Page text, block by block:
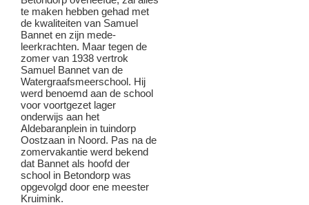
te maken hebben gehad met
de kwaliteiten van Samuel
Bannet en zijn mede-
leerkrachten. Maar tegen de
zomer van 1938 vertrok
Samuel Bannet van de
Watergraafsmeerschool. Hij
werd benoemd aan de school
voor voortgezet lager
onderwijs aan het
Aldebaranplein in tuindorp
Oostzaan in Noord. Pas na de
zomervakantie werd bekend
dat Bannet als hoofd der
school in Betondorp was
opgevolgd door ene meester
Kruimink.